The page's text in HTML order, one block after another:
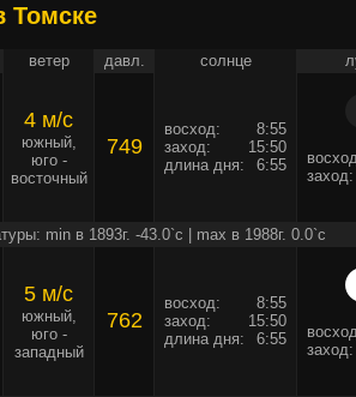
Томске
ветер давл. солнце
4 м/c
южный,
юго -
восточный
749
восход:
8:55
заход:
15:50
длина дня:
6:55
заход:
min в 1893г. -43.0`c | max в 1988г. 0.0`c
5 м/c
южный,
юго -
западный
762
восход:
8:55
заход:
15:50
длина дня:
6:55
заход: